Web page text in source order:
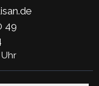
49